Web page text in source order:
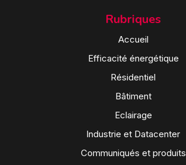
Rubriques
Accueil
Efficacité énergétique
Résidentiel
Bâtiment
Eclairage
Industrie et Datacenter
Communiqués et produits